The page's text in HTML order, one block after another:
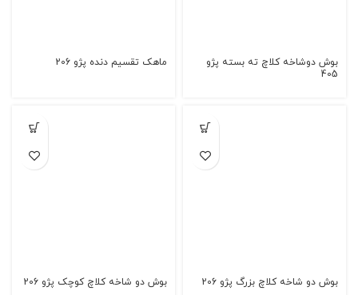
بوش دوشاخه کلاچ ته بسته پژو
405
ماهک تقسیم دنده پژو 206
بوش دو شاخه کلاچ بزرگ پژو 206 بوش دو شاخه کلاچ کوچک پژو 206